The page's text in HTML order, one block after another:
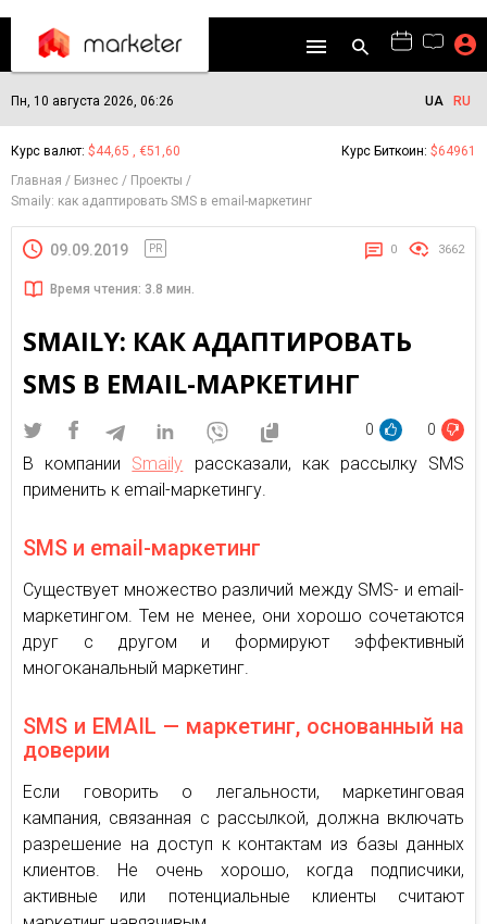
Пн, 10 августа 2026, 06:26 UA RU
Курс валют: $44,65 , €51,60 Курс Биткоин: $64961
Главная
Бизнес
Проекты
Smaily: как адаптировать SMS в email-маркетинг
09.09.2019 PR 0 3662
Время чтения: 3.8 мин.
SMAILY: КАК АДАПТИРОВАТЬ
SMS В EMAIL-МАРКЕТИНГ
0 0
В компании Smaily рассказали, как рассылку SMS
применить к email-маркетингу.
SMS и email-маркетинг
Существует множество различий между SMS- и email-
маркетингом. Тем не менее, они хорошо сочетаются
друг с другом и формируют эффективный
многоканальный маркетинг.
SMS и EMAIL — маркетинг, основанный на
доверии
Если говорить о легальности, маркетинговая
кампания, связанная с рассылкой, должна включать
разрешение на доступ к контактам из базы данных
клиентов. Не очень хорошо, когда подписчики,
активные или потенциальные клиенты считают